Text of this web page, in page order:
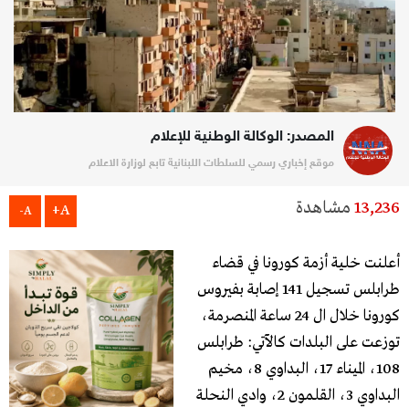
المصدر: الوكالة الوطنية للإعلام
موقع إخباري رسمي للسلطات اللبنانية تابع لوزارة الاعلام
13,236 مشاهدة A+
A-
أعلنت خلية أزمة كورونا في قضاء
طرابلس تسجيل 141 إصابة بفيروس
كورونا خلال ال 24 ساعة المنصرمة،
توزعت على البلدات كالآتي: طرابلس
108، الميناء 17، البداوي 8، مخيم
البداوي 3، القلمون 2، وادي النحلة